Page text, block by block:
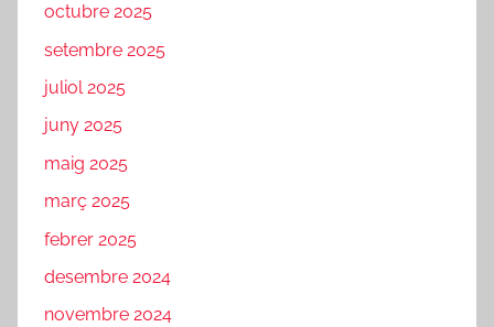
octubre 2025
setembre 2025
juliol 2025
juny 2025
maig 2025
març 2025
febrer 2025
desembre 2024
novembre 2024